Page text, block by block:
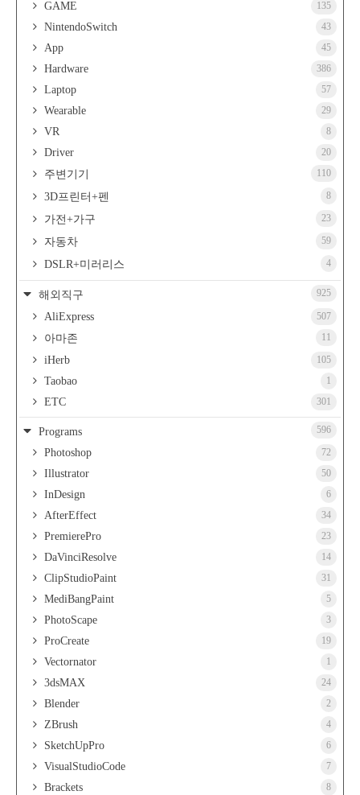
GAME 135
NintendoSwitch 43
App 45
Hardware 386
Laptop 57
Wearable 29
VR 8
Driver 20
주변기기 110
3D프린터+펜 8
가전+가구 23
자동차 59
DSLR+미러리스 4
해외직구 925
AliExpress 507
아마존 11
iHerb 105
Taobao 1
ETC 301
Programs 596
Photoshop 72
Illustrator 50
InDesign 6
AfterEffect 34
PremierePro 23
DaVinciResolve 14
ClipStudioPaint 31
MediBangPaint 5
PhotoScape 3
ProCreate 19
Vectornator 1
3dsMAX 24
Blender 2
ZBrush 4
SketchUpPro 6
VisualStudioCode 7
Brackets 8